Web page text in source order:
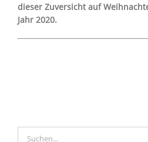
dieser Zuversicht auf
Jahr 2020.